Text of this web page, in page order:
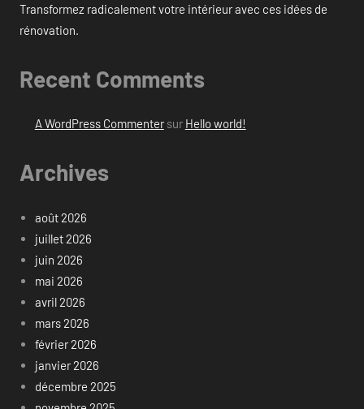
Transformez radicalement votre intérieur avec ces idées de
rénovation.
Recent Comments
A WordPress Commentersur Hello world!
Archives
août 2026
juillet 2026
juin 2026
mai 2026
avril 2026
mars 2026
février 2026
janvier 2026
décembre 2025